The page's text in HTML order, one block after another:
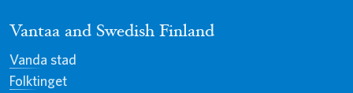
Vantaa and Swedish Finland
Vanda stad
Folktinget